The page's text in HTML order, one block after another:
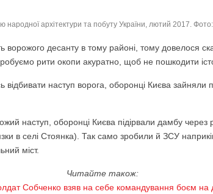
народної архітектури та побуту України, лютий 2017.
ворожого десанту в тому районі, тому довелося
рити окопи акуратно, щоб не пошкодити
наступ ворога, оборонці Києва зайняли
наступ, оборонці Києва підірвали дамбу через
в селі Стоянка). Так само зробили й ЗСУ
міст.
Читайте також:
Собченко взяв на себе командування боєм на